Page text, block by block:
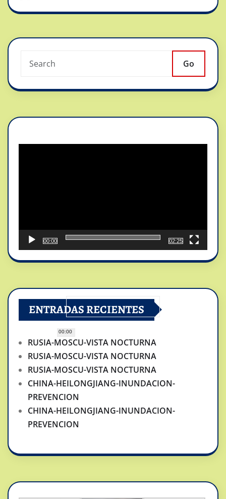
Go
00:00
00:00
02:25
ENTRADAS RECIENTES
RUSIA-MOSCU-VISTA NOCTURNA
RUSIA-MOSCU-VISTA NOCTURNA
RUSIA-MOSCU-VISTA NOCTURNA
CHINA-HEILONGJIANG-INUNDACION-
PREVENCION
CHINA-HEILONGJIANG-INUNDACION-
PREVENCION